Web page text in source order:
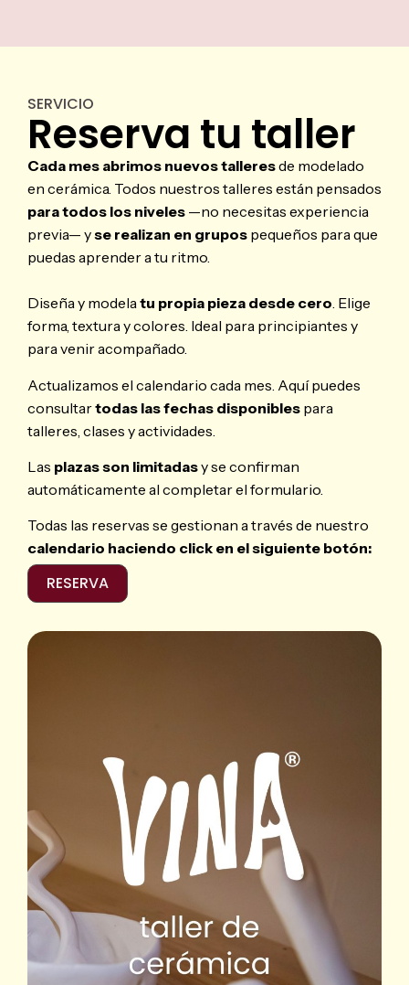
SERVICIO
Reserva tu taller
Cada mes abrimos nuevos talleresde modelado
en cerámica. Todos nuestros talleres están pensados
para todos los niveles —no necesitas experiencia
previa— yse realizan en grupos pequeños para que
puedas aprender a tu ritmo.
Diseña y modelatu propia pieza desde cero. Elige
forma, textura y colores. Ideal para principiantes y
para venir acompañado.
Actualizamos el calendario cada mes. Aquí puedes
consultartodas las fechas disponibles para
talleres, clases y actividades.
Las plazas son limitadasy se confirman
automáticamente al completar el formulario.
Todas las reservas se gestionan a través de nuestro
calendario haciendo click en el siguiente botón:
RESERVA